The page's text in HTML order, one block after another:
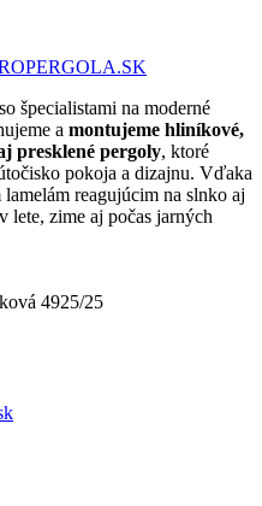
špecialistami na moderné
a montujeme hliníkové,
presklené pergoly, ktoré
pokoja a dizajnu. Vďaka
reagujúcim na slnko aj
zime aj počas jarných
4925/25